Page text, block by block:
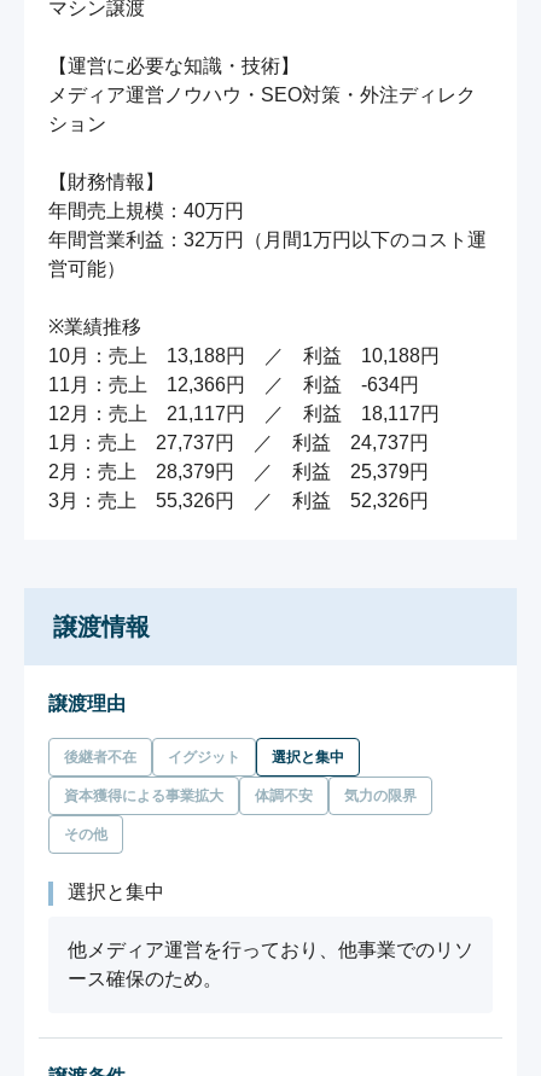
マシン譲渡
【運営に必要な知識・技術】
メディア運営ノウハウ・SEO対策・外注ディレク
ション
【財務情報】
年間売上規模：40万円
年間営業利益：32万円（月間1万円以下のコスト運
営可能）
※業績推移
10月：売上　13,188円　／　利益　10,188円
11月：売上　12,366円　／　利益　-634円
12月：売上　21,117円　／　利益　18,117円
1月：売上　27,737円　／　利益　24,737円
2月：売上　28,379円　／　利益　25,379円
3月：売上　55,326円　／　利益　52,326円
譲渡情報
譲渡理由
後継者不在 イグジット 選択と集中
資本獲得による事業拡大 体調不安 気力の限界
その他
選択と集中
他メディア運営を行っており、他事業でのリソ
ース確保のため。